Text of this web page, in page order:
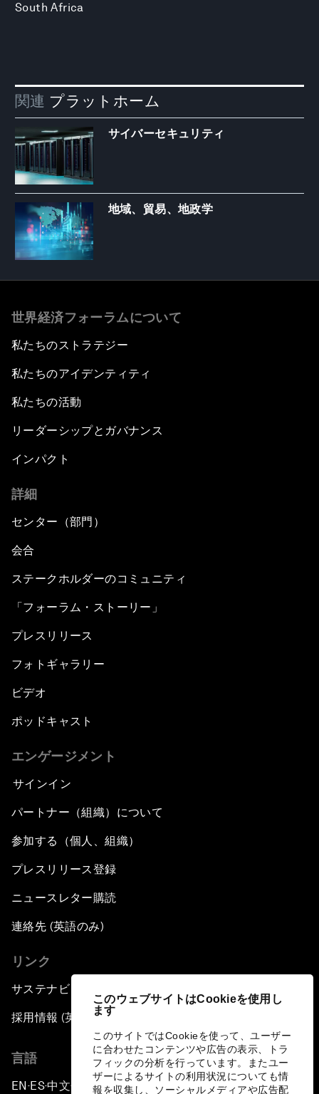
このウェブサイトはCookieを使用し
ます
このサイトではCookieを使って、ユーザー
に合わせたコンテンツや広告の表示、トラ
フィックの分析を行っています。またユー
ザーによるサイトの利用状況についても情
報を収集し、ソーシャルメディアや広告配
South Africa
関連 プラットホーム
サイバーセキュリティ
地域、貿易、地政学
世界経済フォーラムについて
私たちのストラテジー
私たちのアイデンティティ
私たちの活動
リーダーシップとガバナンス
インパクト
詳細
センター（部門）
会合
ステークホルダーのコミュニティ
「フォーラム・ストーリー」
プレスリリース
フォトギャラリー
ビデオ
ポッドキャスト
エンゲージメント
サインイン
パートナー（組織）について
参加する（個人、組織）
プレスリリース登録
ニュースレター購読
連絡先 (英語のみ)
リンク
サステナビリティへの取り組み
採用情報 (英語のみ)
言語
EN ▪ ES▪中文▪ 日本語